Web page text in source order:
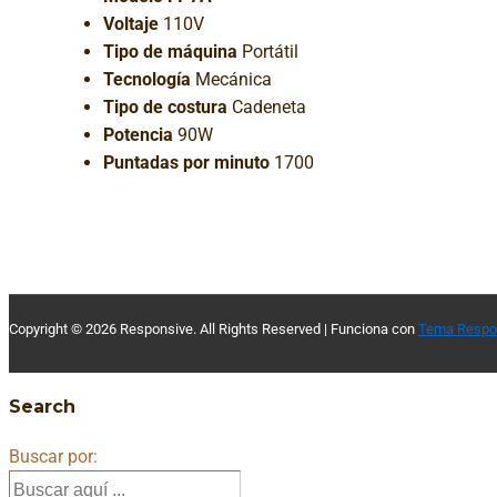
Voltaje 110V
Tipo de máquina Portátil
Tecnología Mecánica
Tipo de costura Cadeneta
Potencia 90W
Puntadas por minuto 1700
Copyright © 2026 Responsive. All Rights Reserved | Funciona con Tema
Search
Buscar por: